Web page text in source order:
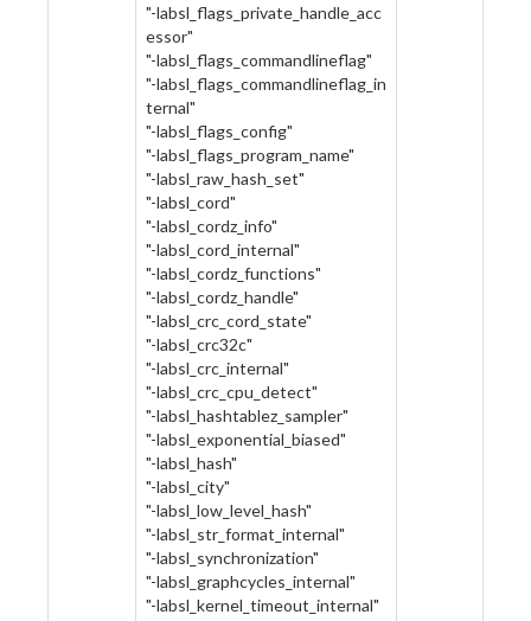
"-labsl_flags_private_handle_acc
essor"
"-labsl_flags_commandlineflag"
"-labsl_flags_commandlineflag_in
ternal"
"-labsl_flags_config"
"-labsl_flags_program_name"
"-labsl_raw_hash_set"
"-labsl_cord"
"-labsl_cordz_info"
"-labsl_cord_internal"
"-labsl_cordz_functions"
"-labsl_cordz_handle"
"-labsl_crc_cord_state"
"-labsl_crc32c"
"-labsl_crc_internal"
"-labsl_crc_cpu_detect"
"-labsl_hashtablez_sampler"
"-labsl_exponential_biased"
"-labsl_hash"
"-labsl_city"
"-labsl_low_level_hash"
"-labsl_str_format_internal"
"-labsl_synchronization"
"-labsl_graphcycles_internal"
"-labsl_kernel_timeout_internal"